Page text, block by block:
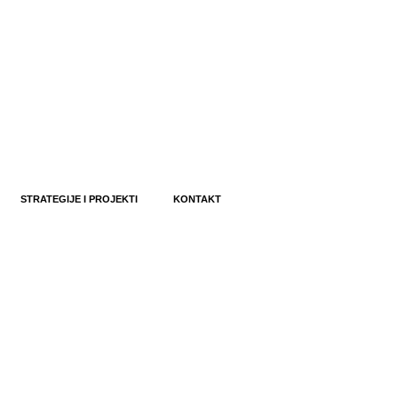
STRATEGIJE I PROJEKTI KONTAKT